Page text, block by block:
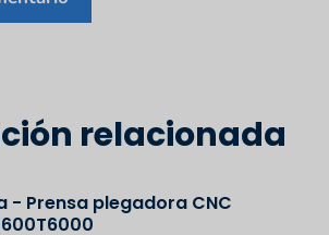
relacionada
- Prensa plegadora CNC